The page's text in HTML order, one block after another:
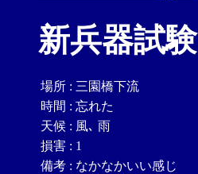
新兵器試験
場所 : 三園橋下流
時間 : 忘れた
天候 : 風､ 雨
損害 : 1
備考 : なかなかいい感じ